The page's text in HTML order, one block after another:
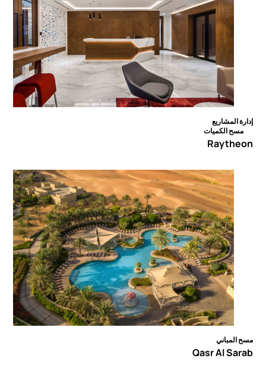
إدارة المشاريع
مسح الكميات
Raytheon
مسح المباني
Qasr Al Sarab